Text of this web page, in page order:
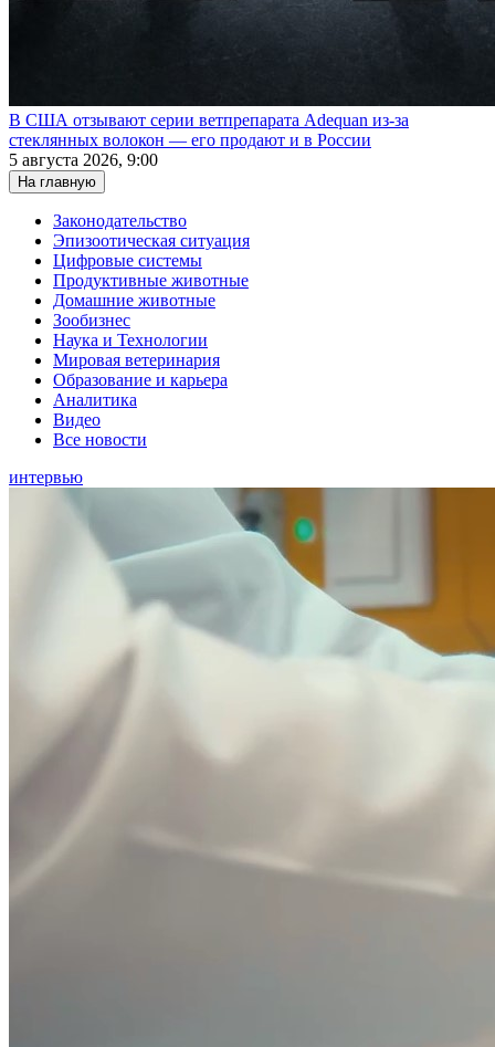
В США отзывают серии ветпрепарата Adequan из-за
стеклянных волокон — его продают и в России
5 августа 2026, 9:00
На главную
Законодательство
Эпизоотическая ситуация
Цифровые системы
Продуктивные животные
Домашние животные
Зообизнес
Наука и Технологии
Мировая ветеринария
Образование и карьера
Аналитика
Видео
Все новости
интервью